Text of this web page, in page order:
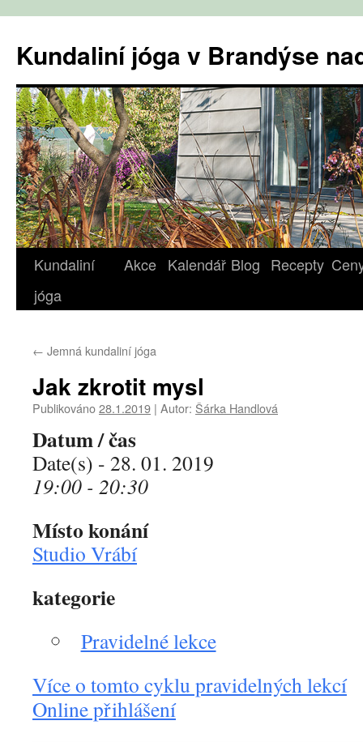
obsahu
webu
Kundaliní jóga v Brandýse
Kundaliní
jóga
Akce Kalendář Blog Recepty
← Jemná kundaliní jóga
Jak zkrotit mysl
Publikováno28.1.2019 | Autor: Šárka Handlová
Datum / čas
Date(s) - 28. 01. 2019
19:00 - 20:30
Místo konání
Studio Vrábí
kategorie
Pravidelné lekce
Více o tomto cyklu pravidelných lekcí
Online přihlášení